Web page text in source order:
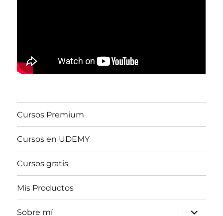
Cursos Premium
Cursos en UDEMY
Cursos gratis
Mis Productos
Sobre mí
expande